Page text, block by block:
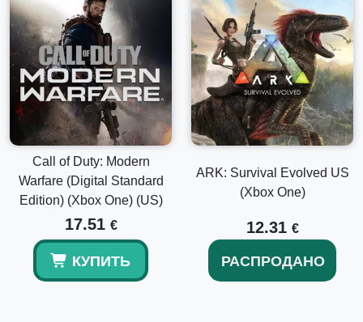
Call of Duty: Modern
Warfare (Digital Standard
Edition) (Xbox One) (US)
17.51 €
КУПИТЬ
ARK: Survival Evolved US
(Xbox One)
12.31 €
РАСПРОДАНО